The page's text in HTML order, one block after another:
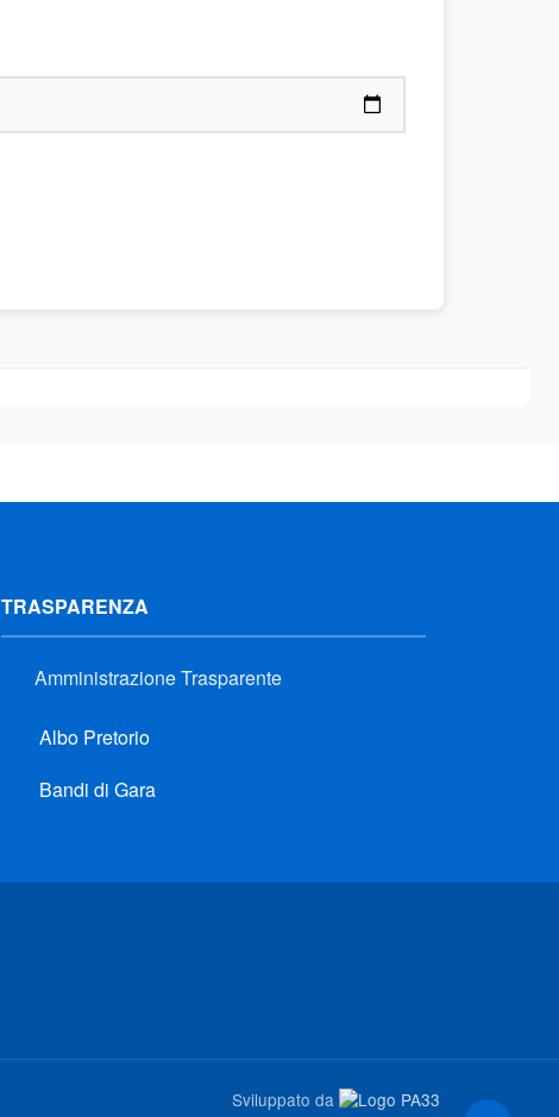
TRASPARENZA
Amministrazione Trasparente
Albo Pretorio
Bandi di Gara
Sviluppato da